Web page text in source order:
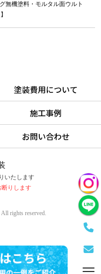
無機塗料・モルタル面ウルト
塗装費用について
施工事例
お問い合わせ
いたします
りします
rights reserved.